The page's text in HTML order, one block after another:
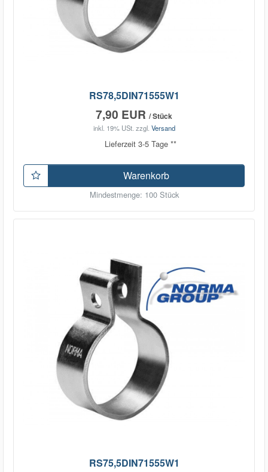
RS78,5DIN71555W1
7,90 EUR / Stück
inkl. 19% USt. zzgl. Versand
Lieferzeit 3-5 Tage **
Warenkorb
Mindestmenge: 100 Stück
RS75,5DIN71555W1